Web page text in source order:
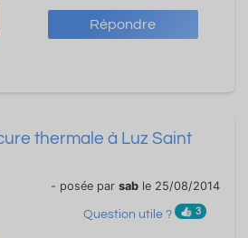
Répondre
thermale à Luz Saint
- posée par sab le 25/08/2014
Question utile ? 3